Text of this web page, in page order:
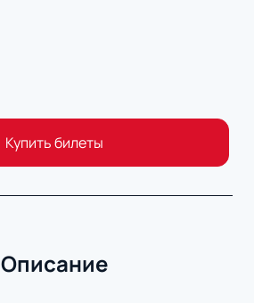
Купить билеты
Описание